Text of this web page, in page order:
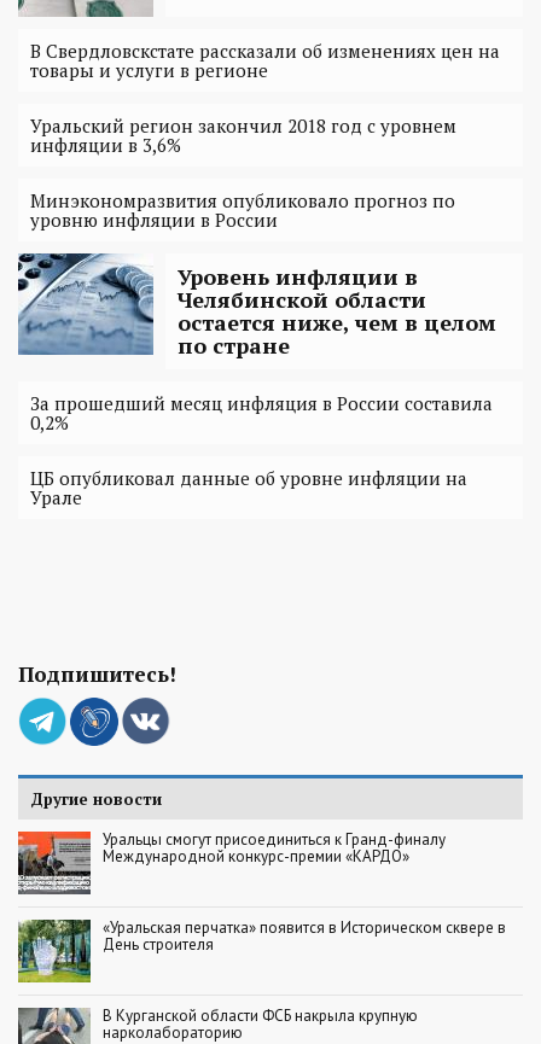
В Свердловскстате рассказали об изменениях цен на
товары и услуги в регионе
Уральский регион закончил 2018 год с уровнем
инфляции в 3,6%
Минэкономразвития опубликовало прогноз по
уровню инфляции в России
Уровень инфляции в
Челябинской области
остается ниже, чем в целом
по стране
За прошедший месяц инфляция в России составила
0,2%
ЦБ опубликовал данные об уровне инфляции на
Урале
Подпишитесь!
Другие новости
Уральцы смогут присоединиться к Гранд-финалу
Международной конкурс-премии «КАРДО»
«Уральская перчатка» появится в Историческом сквере в
День строителя
В Курганской области ФСБ накрыла крупную
нарколабораторию